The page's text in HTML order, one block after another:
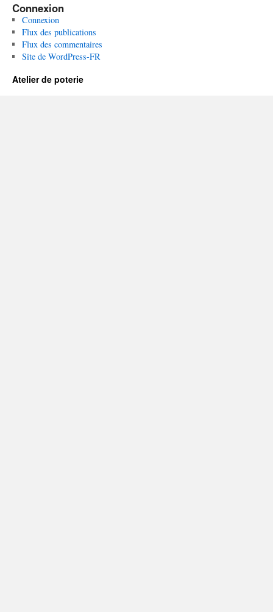
Connexion
Connexion
Flux des publications
Flux des commentaires
Site de WordPress-FR
Atelier de poterie